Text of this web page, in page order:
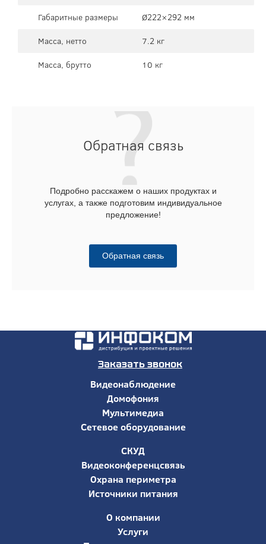
Габаритные размеры
Ø222×292 мм
Масса, нетто
7.2 кг
Масса, брутто
10 кг
Обратная связь
Подробно расскажем о наших продуктах и
услугах, а также подготовим индивидуальное
предложение!
Обратная связь
Заказать звонок
Видеонаблюдение
Домофония
Мультимедиа
Сетевое оборудование
СКУД
Видеоконференцсвязь
Охрана периметра
Источники питания
О компании
Услуги